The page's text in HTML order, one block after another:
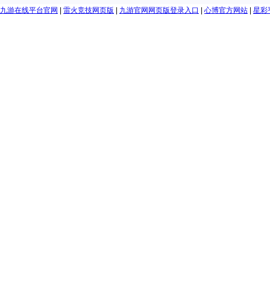
九游在线平台官网 雷火竞技网页版 九游官网网页版登录入口 心博官方网站 星彩